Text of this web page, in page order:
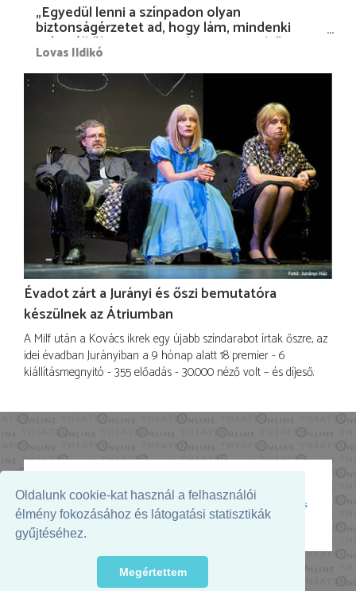
Oldalunk cookie-kat használ a felhasználói
élmény fokozásához és látogatási statisztikák
gyűjtéséhez.
Megértettem
„Egyedül lenni a színpadon olyan
biztonságérzetet ad, hogy lám, mindenki
más nélkül is megvagyok magammal…”
Lovas Ildikó
Évadot zárt a Jurányi és őszi bemutatóra
készülnek az Átriumban
A Milf után a Kovács ikrek egy újabb színdarabot írtak őszre, az
idei évadban Jurányiban a 9 hónap alatt 18 premier - 6
kiállításmegnyitó - 355 előadás - 30.000 néző volt – és díjeső.
Az oldal megjelenését támogatja:
© 2026. - THEATER Online -theater.hu